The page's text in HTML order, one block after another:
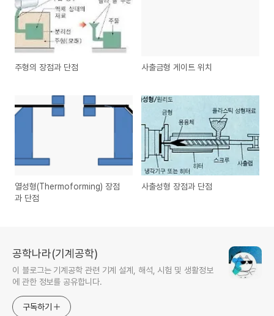
주형의 장점과 단점 사출금형 게이트 위치
열성형(Thermoforming) 장점
과 단점
사출성형 장점과 단점
공학나라(기계공학)
이 블로그는 기계공학 관련 기계 설계, 해석, 시험 및 생활정보
에 관한 정보를 공유합니다.
구독하기